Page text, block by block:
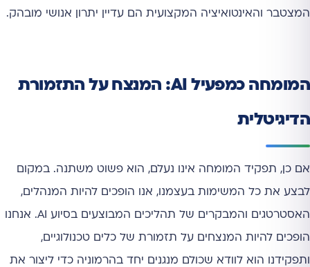
המצטבר והאינטואיציה המקצועית הם עדיין יתרון אנושי מובהק.
המומחה כמפעיל AI: המנצח על התזמורת
הדיגיטלית
אם כן, תפקיד המומחה אינו נעלם, הוא פשוט משתנה. במקום
לבצע את כל המשימות בעצמנו, אנו הופכים להיות המנהלים,
האסטרטגים והמבקרים של תהליכים המבוצעים בסיוע AI. אנחנו
הופכים להיות המנצחים על תזמורת של כלים טכנולוגיים,
ותפקידנו הוא לוודא שכולם מנגנים יחד בהרמוניה כדי ליצור את